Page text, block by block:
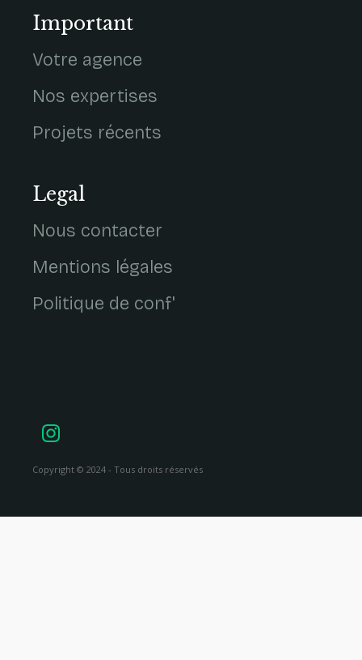
Important
Votre agence
Nos expertises
Projets récents
Legal
Nous contacter
Mentions légales
Politique de conf'
Copyright © 2024 - Tous droits réservés